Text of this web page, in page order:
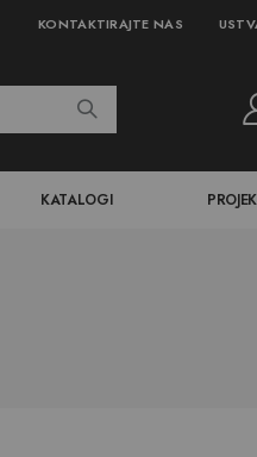
KONTAKTIRAJTE NAS
KATALOGI